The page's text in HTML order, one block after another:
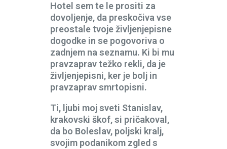
Hotel sem te le prositi za
dovoljenje, da preskočiva vse
preostale tvoje življenjepisne
dogodke in se pogovoriva o
zadnjem na seznamu. Ki bi mu
pravzaprav težko rekli, da je
življenjepisni, ker je bolj in
pravzaprav smrtopisni.
Ti, ljubi moj sveti Stanislav,
krakovski škof, si pričakoval,
da bo Boleslav, poljski kralj,
svojim podanikom zgled s